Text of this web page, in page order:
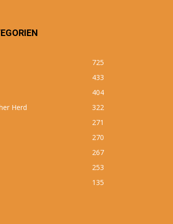
725
433
404
Herd
322
271
270
267
253
135